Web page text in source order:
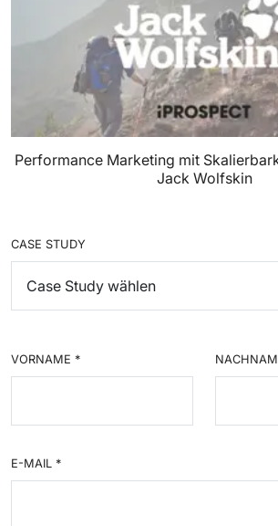
Performance Marketing mit
Jack Wolfskin
CASE STUDY
VORNAME *
E-MAIL *